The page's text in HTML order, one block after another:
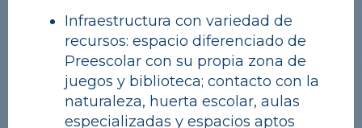
Infraestructura con variedad de
recursos: espacio diferenciado de
Preescolar con su propia zona de
juegos y biblioteca; contacto con la
naturaleza, huerta escolar, aulas
especializadas y espacios aptos